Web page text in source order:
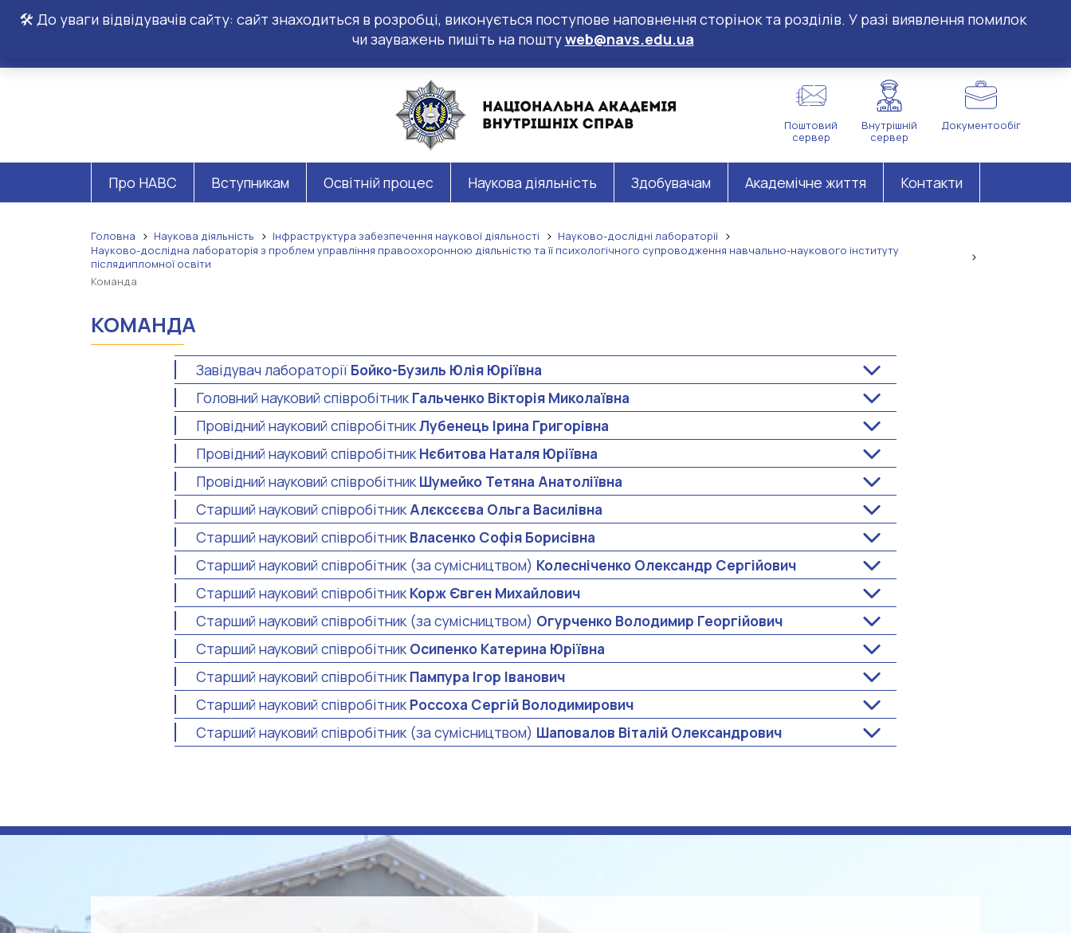
🛠️ До уваги відвідувачів сайту: сайт знаходиться в розробці, виконується поступове наповнення сторінок та розділів. У разі виявлення помилок
чи зауважень пишіть на поштуweb@navs.edu.ua
Поштовий
сервер
Внутрішній
сервер
Документообіг
Про НАВС Вступникам Освітній процес Наукова діяльність Здобувачам Академічне життя Контакти
Головна Наукова діяльність Інфраструктура забезпечення наукової діяльності
Науково-дослідні лабораторії
Науково-дослідна лабораторія з проблем управління правоохоронною діяльністю та її психологічного супроводження навчально-наукового інституту
післядипломної освіти
Команда
КОМАНДА
Завідувач лабораторії Бойко-Бузиль Юлія Юріївна
Головний науковий співробітникГальченко Вікторія Миколаївна
Провідний науковий співробітникЛубенець Ірина Григорівна
Провідний науковий співробітникНєбитова Наталя Юріївна
Провідний науковий співробітникШумейко Тетяна Анатоліївна
Старший науковий співробітникАлєксєєва Ольга Василівна
Старший науковий співробітникВласенко Софія Борисівна
Старший науковий співробітник (за сумісництвом) Колесніченко Олександр Сергійович
Старший науковий співробітникКорж Євген Михайлович
Старший науковий співробітник (за сумісництвом) Огурченко Володимир Георгійович
Старший науковий співробітникОсипенко Катерина Юріївна
Старший науковий співробітникПампура Ігор Іванович
Старший науковий співробітникРоссоха Сергій Володимирович
Старший науковий співробітник (за сумісництвом) Шаповалов Віталій Олександрович